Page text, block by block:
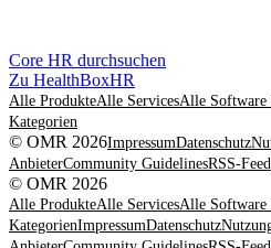
Item
1
of
8
Core HR durchsuchen
Zu HealthBoxHR
Alle ProdukteAlle ServicesAlle Software
Kategorien
© OMR 2026ImpressumDatenschutz
AnbieterCommunity GuidelinesRSS-Feed
© OMR 2026
Alle ProdukteAlle ServicesAlle Software
KategorienImpressumDatenschutz